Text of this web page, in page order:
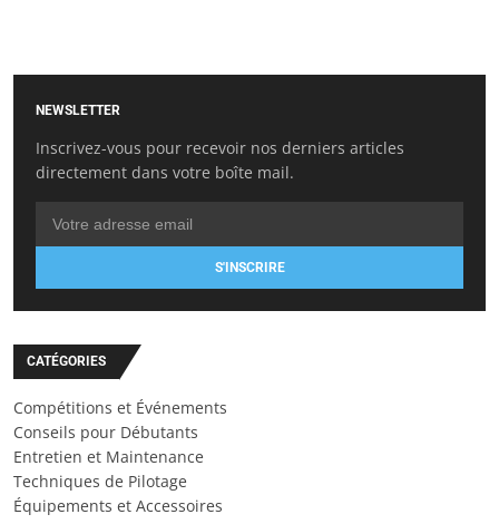
NEWSLETTER
Inscrivez-vous pour recevoir nos derniers articles
directement dans votre boîte mail.
S'INSCRIRE
CATÉGORIES
Compétitions et Événements
Conseils pour Débutants
Entretien et Maintenance
Techniques de Pilotage
Équipements et Accessoires